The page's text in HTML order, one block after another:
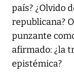
país? ¿Olvido
republicana?
punzante
afirmado: ¿la
epistémica?